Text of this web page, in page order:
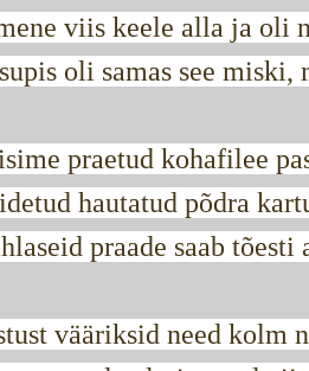
viis keele alla ja oli
oli samas see
praetud kohafilee
hautatud põdra
praade saab tõesti
vääriksid need kolm